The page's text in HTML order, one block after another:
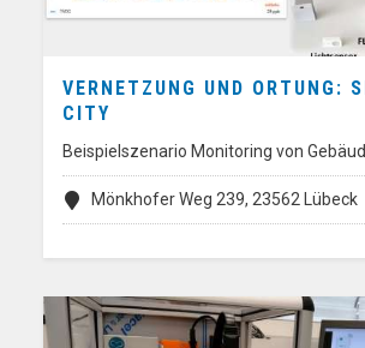
VERNETZUNG UND ORTUNG:
CITY
Beispielszenario Monitoring von
Mönkhofer Weg 239, 23562 Lübeck